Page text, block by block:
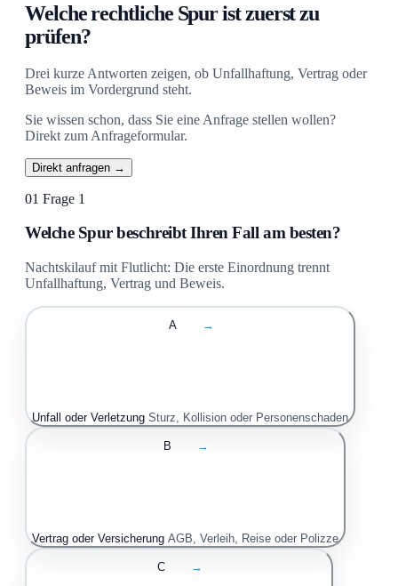
Welche rechtliche Spur ist zuerst zu
prüfen?
Drei kurze Antworten zeigen, ob Unfallhaftung, Vertrag oder
Beweis im Vordergrund steht.
Sie wissen schon, dass Sie eine Anfrage stellen wollen?
Direkt zum Anfrageformular.
Direkt anfragen →
01 Frage 1
Welche Spur beschreibt Ihren Fall am besten?
Nachtskilauf mit Flutlicht: Die erste Einordnung trennt
Unfallhaftung, Vertrag und Beweis.
A →
Unfall oder Verletzung Sturz, Kollision oder Personenschaden
B →
Vertrag oder Versicherung AGB, Verleih, Reise oder Polizze
C →